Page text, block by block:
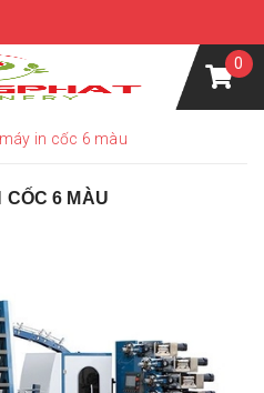
0
máy in cốc 6 màu
CỐC 6 MÀU